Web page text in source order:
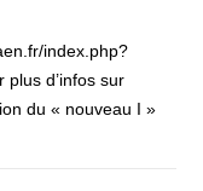
index.php?
plus d’infos sur
du « nouveau I »